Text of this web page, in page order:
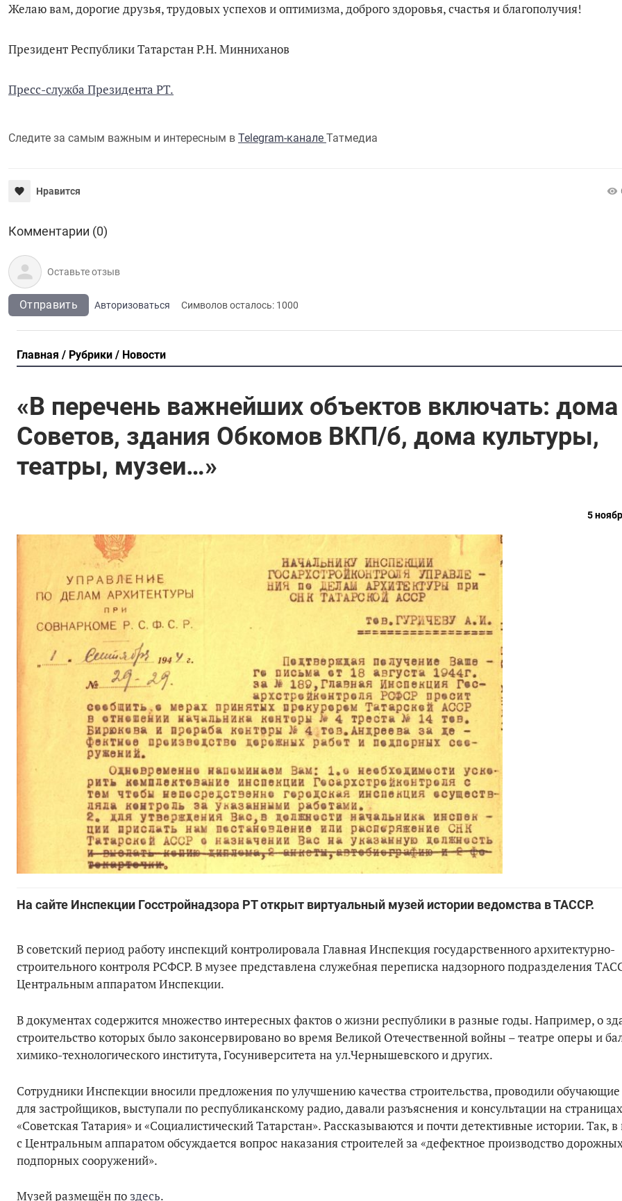
Желаю вам, дорогие друзья, трудовых успехов и оптимизма, доброго здоровья, счастья и благополучия!
Президент Республики Татарстан Р.Н. Минниханов
Пресс-служба Президента РТ.
Следите за самым важным и интересным в Telegram-канале Татмедиа
Нравится
Комментарии (0)
Отправить Авторизоваться Символов осталось: 1000
Главная Рубрики Новости
«В перечень важнейших объектов включать: дома
Советов, здания Обкомов ВКП/б, дома культуры,
театры, музеи…»
5
На сайте Инспекции Госстройнадзора РТ открыт виртуальный музей истории ведомства в ТАССР.
В советский период работу инспекций контролировала Главная Инспекция государственного архитектурно-
строительного контроля РСФСР. В музее представлена служебная переписка надзорного подразделения
Центральным аппаратом Инспекции.
В документах содержится множество интересных фактов о жизни республики в разные годы. Например, о
строительство которых было законсервировано во время Великой Отечественной войны – театре оперы и
химико-технологического института, Госуниверситета на ул.Чернышевского и других.
Сотрудники Инспекции вносили предложения по улучшению качества строительства, проводили
для застройщиков, выступали по республиканскому радио, давали разъяснения и консультации на
«Советская Татария» и «Социалистический Татарстан». Рассказываются и почти детективные истории. Так,
с Центральным аппаратом обсуждается вопрос наказания строителей за «дефектное производство
подпорных сооружений».
Музей размещён по здесь.